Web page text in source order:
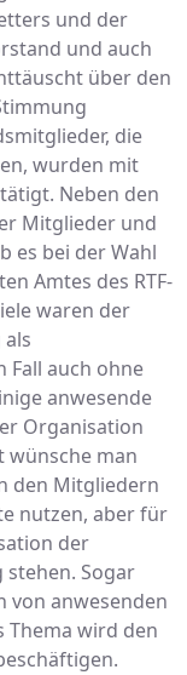
und der
und auch
über den
die
wurden mit
Neben den
Mitglieder und
es bei der Wahl
Amtes des RTF-
waren der
Fall auch ohne
anwesende
Organisation
man
den Mitgliedern
nutzen, aber für
der
Sogar
von anwesenden
Thema wird den